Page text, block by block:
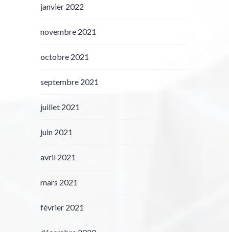
janvier 2022
novembre 2021
octobre 2021
septembre 2021
juillet 2021
juin 2021
avril 2021
mars 2021
février 2021